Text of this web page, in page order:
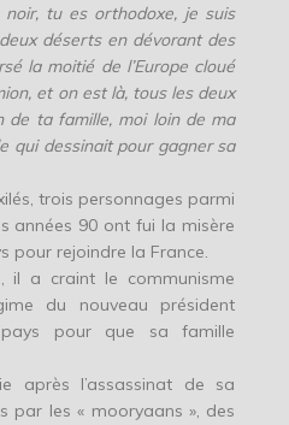
tu es orthodoxe, je suis
déserts en dévorant des
la moitié de l’Europe cloué
et on est là, tous les deux
de ta famille, moi loin de ma
qui dessinait pour gagner sa
trois personnages parmi
années 90 ont fui la misère
pour rejoindre la France.
il a craint le communisme
du nouveau président
pour que sa famille
après l’assassinat de sa
par les « mooryaans », des